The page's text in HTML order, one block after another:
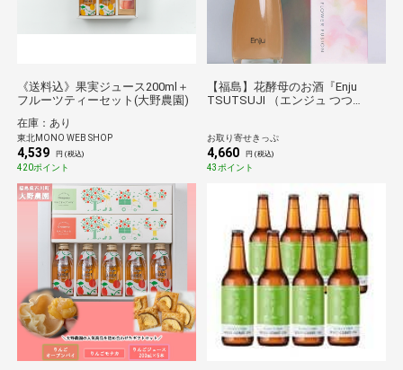
《送料込》果実ジュース200ml＋
フルーツティーセット(大野農園)
在庫：あり
東北MONO WEB SHOP
4,539 円 (税込)
420ポイント
【福島】花酵母のお酒『Enju
TSUTSUJI （エンジュ つつ
お取り寄せきっぷ
4,660 円 (税込)
43ポイント